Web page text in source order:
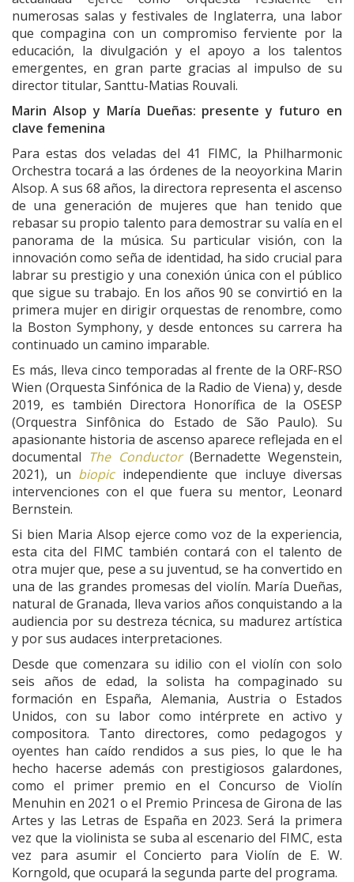
numerosas salas y festivales de Inglaterra, una labor
que compagina con un compromiso ferviente por la
educación, la divulgación y el apoyo a los talentos
emergentes, en gran parte gracias al impulso de su
director titular, Santtu-Matias Rouvali.
Marin Alsop y María Dueñas: presente y futuro en
clave femenina
Para estas dos veladas del 41 FIMC, la Philharmonic
Orchestra tocará a las órdenes de la neoyorkina Marin
Alsop. A sus 68 años, la directora representa el ascenso
de una generación de mujeres que han tenido que
rebasar su propio talento para demostrar su valía en el
panorama de la música. Su particular visión, con la
innovación como seña de identidad, ha sido crucial para
labrar su prestigio y una conexión única con el público
que sigue su trabajo. En los años 90 se convirtió en la
primera mujer en dirigir orquestas de renombre, como
la Boston Symphony, y desde entonces su carrera ha
continuado un camino imparable.
Es más, lleva cinco temporadas al frente de la ORF-RSO
Wien (Orquesta Sinfónica de la Radio de Viena) y, desde
2019, es también Directora Honorífica de la OSESP
(Orquestra Sinfônica do Estado de São Paulo). Su
apasionante historia de ascenso aparece reflejada en el
documental The Conductor(Bernadette Wegenstein,
2021), un biopicindependiente que incluye diversas
intervenciones con el que fuera su mentor, Leonard
Bernstein.
Si bien Maria Alsop ejerce como voz de la experiencia,
esta cita del FIMC también contará con el talento de
otra mujer que, pese a su juventud, se ha convertido en
una de las grandes promesas del violín. María Dueñas,
natural de Granada, lleva varios años conquistando a la
audiencia por su destreza técnica, su madurez artística
y por sus audaces interpretaciones.
Desde que comenzara su idilio con el violín con solo
seis años de edad, la solista ha compaginado su
formación en España, Alemania, Austria o Estados
Unidos, con su labor como intérprete en activo y
compositora. Tanto directores, como pedagogos y
oyentes han caído rendidos a sus pies, lo que le ha
hecho hacerse además con prestigiosos galardones,
como el primer premio en el Concurso de Violín
Menuhin en 2021 o el Premio Princesa de Girona de las
Artes y las Letras de España en 2023. Será la primera
vez que la violinista se suba al escenario del FIMC, esta
vez para asumir el Concierto para Violín de E. W.
Korngold, que ocupará la segunda parte del programa.